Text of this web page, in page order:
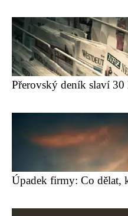
Přerovský deník slaví 30
Úpadek firmy: Co dělat,